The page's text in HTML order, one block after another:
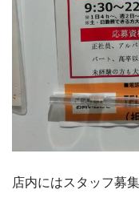
店内にはスタッフ募